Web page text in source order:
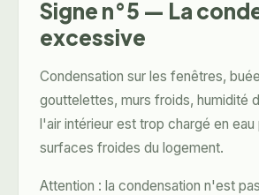
Signe n°5 — La
excessive
Condensation sur les fenêtres,
gouttelettes, murs froids, humidité
l'air intérieur est trop chargé en eau
surfaces froides du logement.
Attention : la condensation n'est